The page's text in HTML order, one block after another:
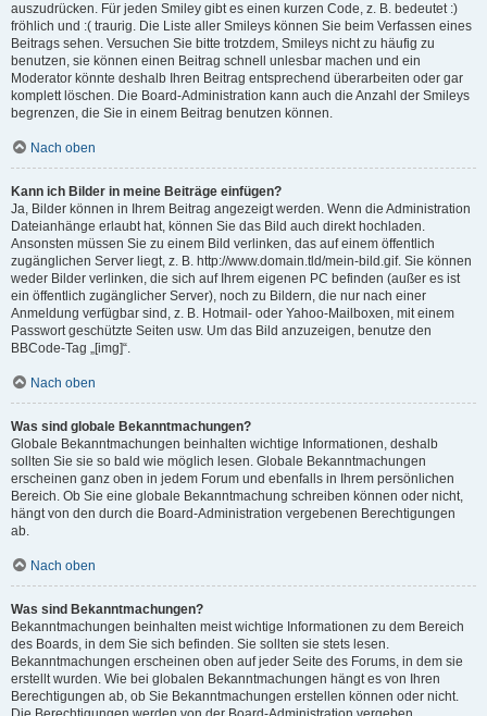
auszudrücken. Für jeden Smiley gibt es einen kurzen Code, z. B. bedeutet :)
fröhlich und :( traurig. Die Liste aller Smileys können Sie beim Verfassen eines
Beitrags sehen. Versuchen Sie bitte trotzdem, Smileys nicht zu häufig zu
benutzen, sie können einen Beitrag schnell unlesbar machen und ein
Moderator könnte deshalb Ihren Beitrag entsprechend überarbeiten oder gar
komplett löschen. Die Board-Administration kann auch die Anzahl der Smileys
begrenzen, die Sie in einem Beitrag benutzen können.
Nach oben
Kann ich Bilder in meine Beiträge einfügen?
Ja, Bilder können in Ihrem Beitrag angezeigt werden. Wenn die Administration
Dateianhänge erlaubt hat, können Sie das Bild auch direkt hochladen.
Ansonsten müssen Sie zu einem Bild verlinken, das auf einem öffentlich
zugänglichen Server liegt, z. B. http://www.domain.tld/mein-bild.gif. Sie können
weder Bilder verlinken, die sich auf Ihrem eigenen PC befinden (außer es ist
ein öffentlich zugänglicher Server), noch zu Bildern, die nur nach einer
Anmeldung verfügbar sind, z. B. Hotmail- oder Yahoo-Mailboxen, mit einem
Passwort geschützte Seiten usw. Um das Bild anzuzeigen, benutze den
BBCode-Tag „[img]“.
Nach oben
Was sind globale Bekanntmachungen?
Globale Bekanntmachungen beinhalten wichtige Informationen, deshalb
sollten Sie sie so bald wie möglich lesen. Globale Bekanntmachungen
erscheinen ganz oben in jedem Forum und ebenfalls in Ihrem persönlichen
Bereich. Ob Sie eine globale Bekanntmachung schreiben können oder nicht,
hängt von den durch die Board-Administration vergebenen Berechtigungen
ab.
Nach oben
Was sind Bekanntmachungen?
Bekanntmachungen beinhalten meist wichtige Informationen zu dem Bereich
des Boards, in dem Sie sich befinden. Sie sollten sie stets lesen.
Bekanntmachungen erscheinen oben auf jeder Seite des Forums, in dem sie
erstellt wurden. Wie bei globalen Bekanntmachungen hängt es von Ihren
Berechtigungen ab, ob Sie Bekanntmachungen erstellen können oder nicht.